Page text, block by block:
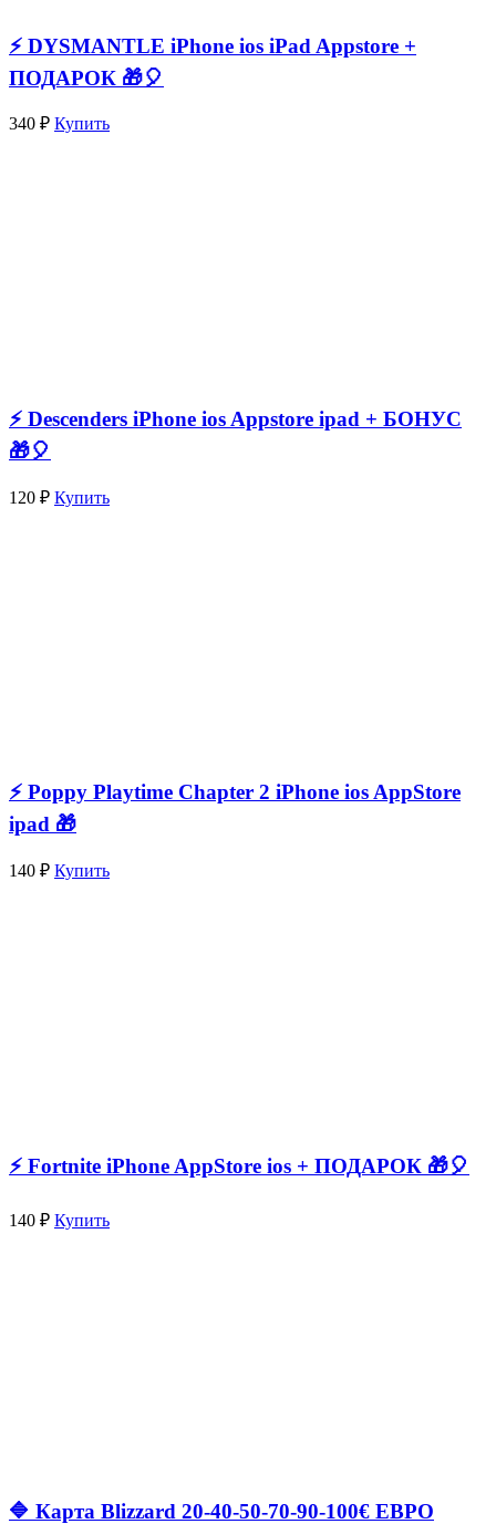
⚡️ DYSMANTLE iPhone ios iPad Appstore +
ПОДАРОК 🎁🎈
340 ₽ Купить
⚡️ Descenders iPhone ios Appstore ipad + БОНУС
🎁🎈
120 ₽ Купить
⚡️ Poppy Playtime Chapter 2 iPhone ios AppStore
ipad 🎁
140 ₽ Купить
⚡️ Fortnite iPhone AppStore ios + ПОДАРОК 🎁🎈
140 ₽ Купить
🔷 Карта Blizzard 20-40-50-70-90-100€ ЕВРО